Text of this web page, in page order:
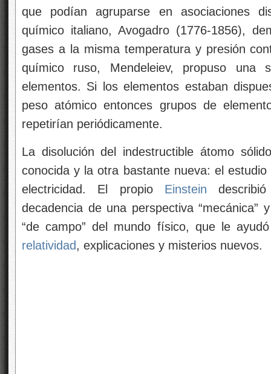
que podían agruparse en asociaciones
químico italiano, Avogadro (1776-1856),
gases a la misma temperatura y presión
químico ruso, Mendeleiev, propuso una
elementos. Si los elementos estaban
peso atómico entonces grupos de
repetirían periódicamente.
La disolución del indestructible átomo
conocida y la otra bastante nueva: el
electricidad. El propio Einstein
decadencia de una perspectiva “mecánica”
“de campo” del mundo físico, que le
relatividad, explicaciones y misterios nuevos.